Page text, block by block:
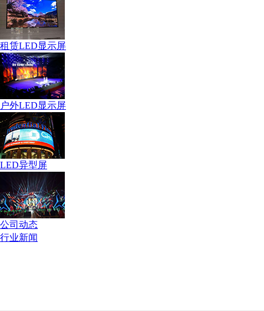
租赁LED显示屏
户外LED显示屏
LED异型屏
公司动态
行业新闻